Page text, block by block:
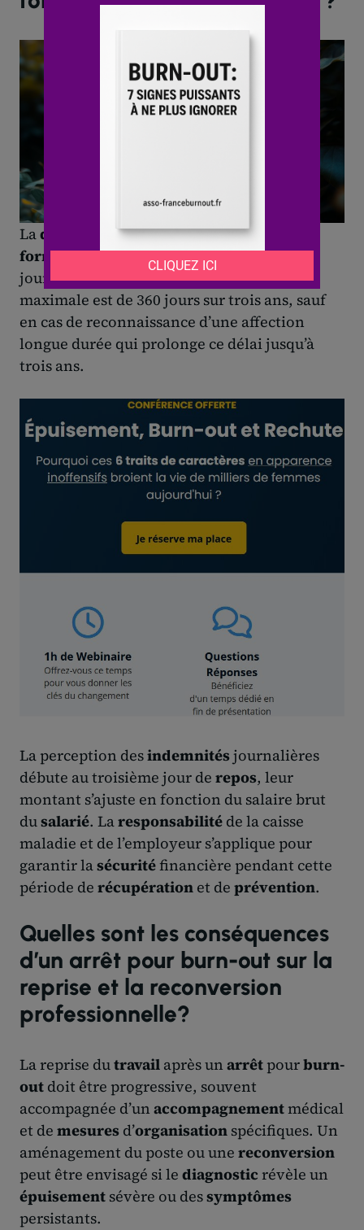
Ladurée arrêtdétermine l’accès à la
formationet le maintien desindemnités
journalières. Pour unburn-out, ladurée
maximale est de 360 jours sur trois ans, sauf
en cas de reconnaissance d’une affection
longue durée qui prolonge ce délai jusqu’à
trois ans.
La perception desindemnitésjournalières
débute au troisième jour de repos, leur
montant s’ajuste en fonction du salaire brut
dusalarié. Laresponsabilité de la caisse
maladie et de l’employeur s’applique pour
garantir lasécuritéfinancière pendant cette
période de récupération et de prévention.
Quelles sont les conséquences
d’un arrêt pour burn-out sur la
reprise et la reconversion
professionnelle?
La reprise dutravail après un arrêt pourburn-
out doit être progressive, souvent
accompagnée d’un accompagnementmédical
et de mesures d’organisation spécifiques. Un
aménagement du poste ou une reconversion
peut être envisagé si le diagnostic révèle un
épuisement sévère ou dessymptômes
persistants.